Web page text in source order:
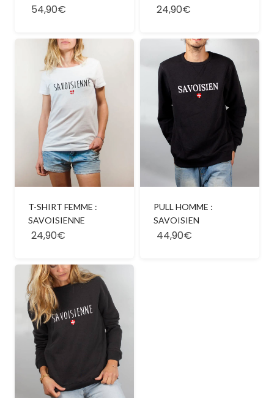
54,90€ 24,90€
T-SHIRT FEMME :
SAVOISIENNE
24,90€
PULL HOMME :
SAVOISIEN
44,90€